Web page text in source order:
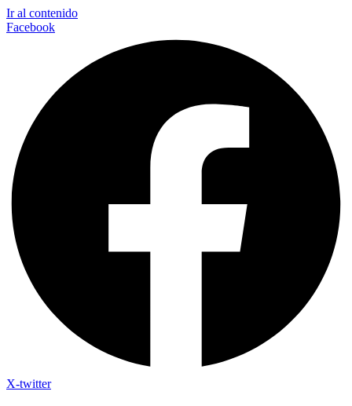
Ir al contenido
Facebook
X-twitter